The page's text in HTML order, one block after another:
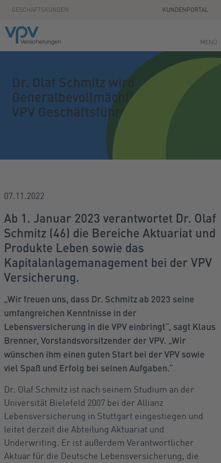
Zum Seiteninhalt springen
GESCHÄFTSKUNDEN KUNDENPORTAL
MENÜ
Dr. Olaf Schmitz wird
Generalbevollmächtigter in der
VPV Geschäftsführung
07.11.2022
Ab 1. Januar 2023 verantwortet Dr. Olaf
Schmitz (46) die Bereiche Aktuariat und
Produkte Leben sowie das
Kapitalanlagemanagement bei der VPV
Versicherung.
„Wir freuen uns, dass Dr. Schmitz ab 2023 seine
umfangreichen Kenntnisse in der
Lebensversicherung in die VPV einbringt“, sagt Klaus
Brenner, Vorstandsvorsitzender der VPV. „Wir
wünschen ihm einen guten Start bei der VPV sowie
viel Spaß und Erfolg bei seinen Aufgaben.“
Dr. Olaf Schmitz ist nach seinem Studium an der
Universität Bielefeld 2007 bei der Allianz
Lebensversicherung in Stuttgart eingestiegen und
leitet derzeit die Abteilung Aktuariat und
Underwriting. Er ist außerdem Verantwortlicher
Aktuar für die Deutsche Lebensversicherung, die